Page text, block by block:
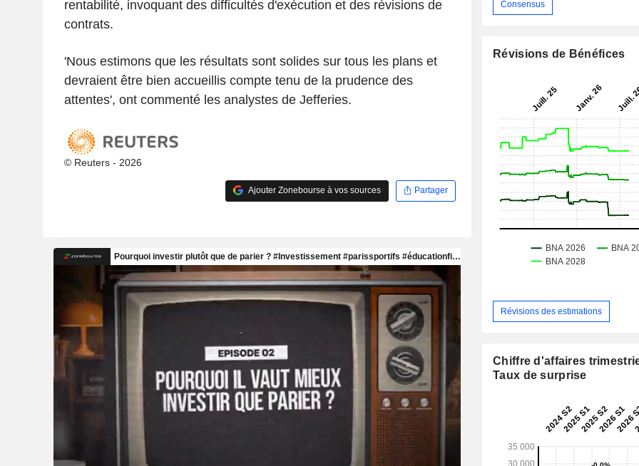
rentabilité, invoquant des difficultés d'exécution et des révisions de
contrats.
'Nous estimons que les résultats sont solides sur tous les plans et
devraient être bien accueillis compte tenu de la prudence des
attentes', ont commenté les analystes de Jefferies.
© Reuters - 2026
Ajouter Zonebourse à vos sources Partager
Consensus
Révisions de Bénéfices
Révisions des estimations
Chiffre d'affaires
Taux de surprise